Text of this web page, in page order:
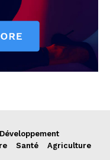
Développement
Santé Agriculture